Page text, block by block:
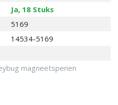
Ja, 18 Stuks
5169
14534-5169
magneetspenen